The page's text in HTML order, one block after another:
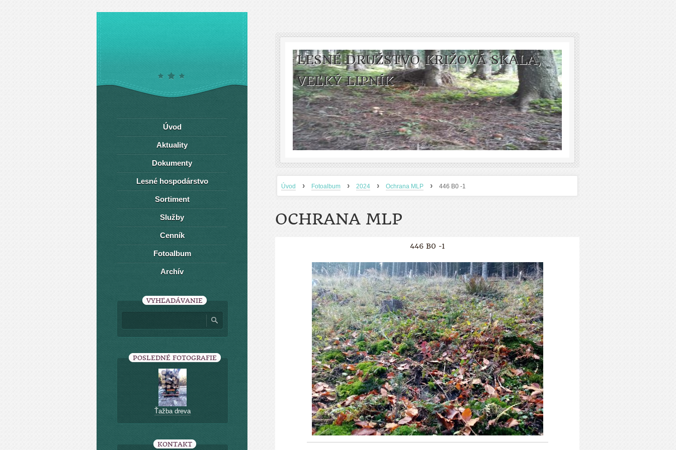
LESNÉ DRUŽSTVO KRIŽOVÁ SKALA,
VEĽKÝ LIPNÍK
Úvod › Fotoalbum › 2024 › Ochrana MLP › 446 B0 -1
OCHRANA MLP
446 B0 -1
Úvod
Aktuality
Dokumenty
Lesné hospodárstvo
Sortiment
Služby
Cenník
Fotoalbum
Archív
VYHĽADÁVANIE
POSLEDNÉ FOTOGRAFIE
Ťažba dreva
KONTAKT